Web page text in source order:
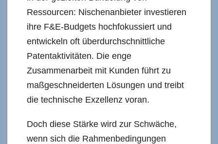
Ressourcen: Nischenanbieter investieren
ihre F&E-Budgets hochfokussiert und
entwickeln oft überdurchschnittliche
Patentaktivitäten. Die enge
Zusammenarbeit mit Kunden führt zu
maßgeschneiderten Lösungen und treibt
die technische Exzellenz voran.
Doch diese Stärke wird zur Schwäche,
wenn sich die Rahmenbedingungen